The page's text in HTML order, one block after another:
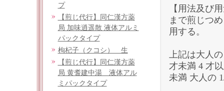
プ
【煎じ代行】同仁漢方薬
局 加味逍遥散 液体アルミ
パックタイプ
枸杞子（クコシ） 生
【煎じ代行】同仁漢方薬
局 黄耆建中湯 液体アル
ミパックタイプ
【用法及び
まで煎じつ
用する。
上記は大人
才未満 4 才
未満 大人の